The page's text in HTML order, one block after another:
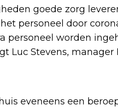
goede zorg
personeel door
personeel worden
Luc Stevens, manager
eveneens een